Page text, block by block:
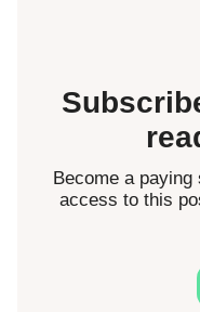
Become a
access to this